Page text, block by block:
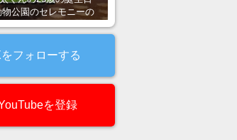
公園のセレモニーの
フォローする
を登録